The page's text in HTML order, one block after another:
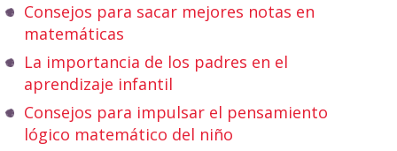
Consejos para sacar mejores notas en
matemáticas
La importancia de los padres en el
aprendizaje infantil
Consejos para impulsar el pensamiento
lógico matemático del niño